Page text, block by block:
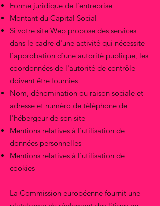
Forme juridique de l’entreprise
Montant du Capital Social
Si votre site Web propose des services
dans le cadre d'une activité qui nécessite
l'approbation d'une autorité publique, les
coordonnées de l'autorité de contrôle
doivent être fournies
Nom, dénomination ou raison sociale et
adresse et numéro de téléphone de
l'hébergeur de son site
Mentions relatives à l'utilisation de
données personnelles
Mentions relatives à l'utilisation de
cookies
La Commission européenne fournit une